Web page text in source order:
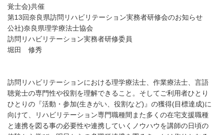
覚士会)共催
第13回奈良県訪問リハビリテーション実務者研修会のお知らせ
公社)奈良県理学療法士協会
訪問リハビリテーション実務者研修委員
堀田 修秀
訪問リハビリテーションにおける理学療法士、作業療法士、言語
聴覚士の専門性や役割を理解できること。そしてご利用者ひとり
ひとりの『活動・参加(生きがい、役割など)』の獲得(目標達成)に
向けて、リハビリテーション専門職種間また多くの在宅支援職種
と連携を図る事の必要性や連携していくノウハウを講師の日頃の